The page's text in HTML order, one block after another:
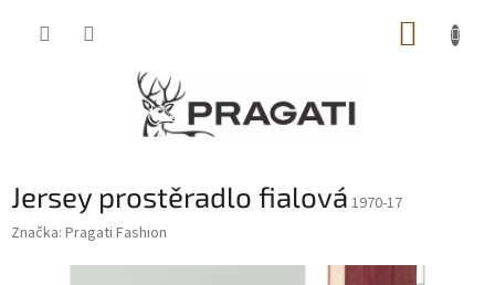
Jersey prostěradlo fialová 1970-17
Značka: Pragati Fashion